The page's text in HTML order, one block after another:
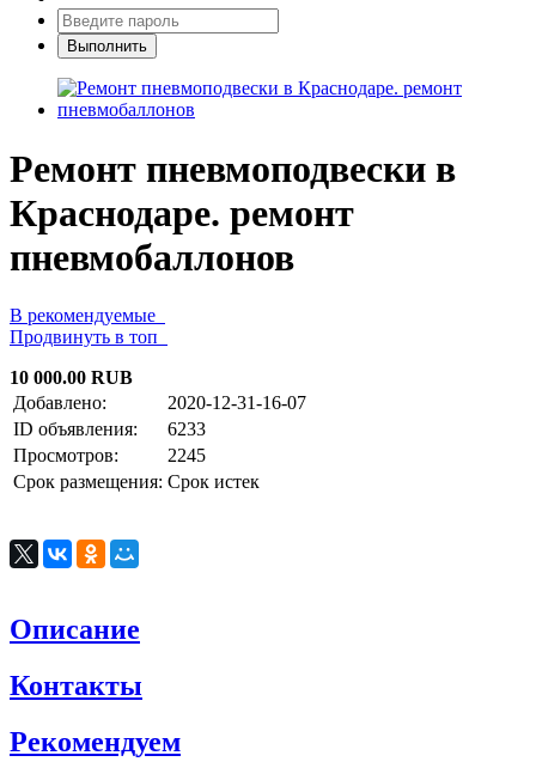
Ремонт пневмоподвески в
Краснодаре. ремонт
пневмобаллонов
В рекомендуемые
Продвинуть в топ
10 000.00 RUB
Добавлено:
2020-12-31-16-07
ID объявления:
6233
Просмотров:
2245
Срок размещения: Срок истек
Описание
Контакты
Рекомендуем